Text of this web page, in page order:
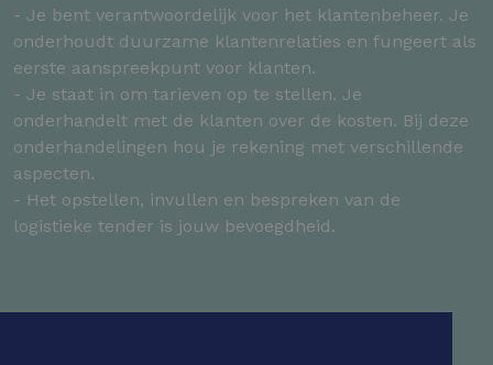
- Je bent verantwoordelijk voor het klantenbeheer. Je
onderhoudt duurzame klantenrelaties en fungeert als
eerste aanspreekpunt voor klanten.
- Je staat in om tarieven op te stellen. Je
onderhandelt met de klanten over de kosten. Bij deze
onderhandelingen hou je rekening met verschillende
aspecten.
- Het opstellen, invullen en bespreken van de
logistieke tender is jouw bevoegdheid.